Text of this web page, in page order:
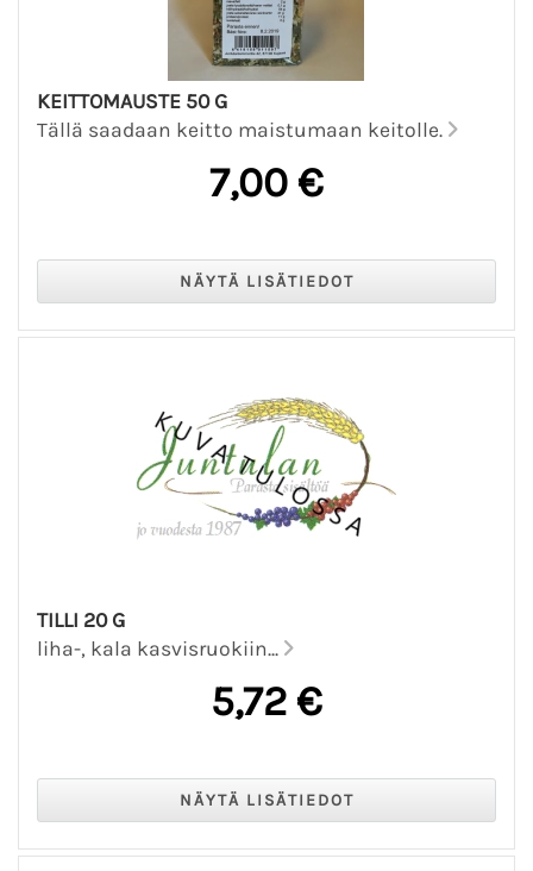
KEITTOMAUSTE 50 G
Tällä saadaan keitto maistumaan keitolle.
7,00 €
TILLI 20 G
liha-, kala kasvisruokiin...
5,72 €